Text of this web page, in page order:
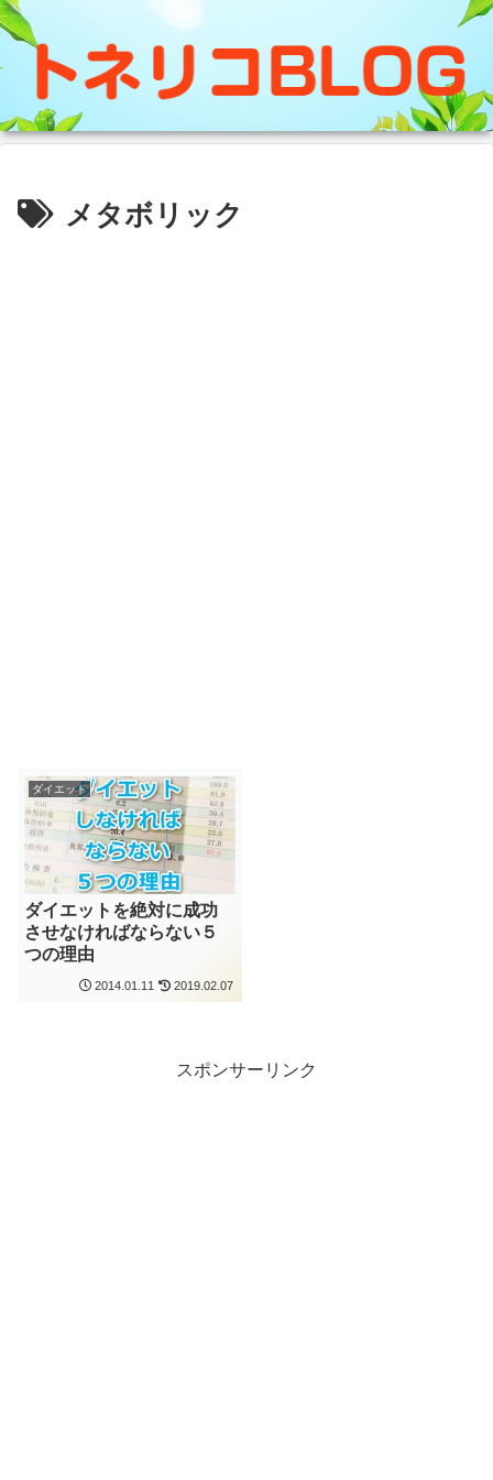
メタボリック
ダイエット
ダイエットを絶対に成功
させなければならない５
つの理由
2014.01.11 2019.02.07
スポンサーリンク